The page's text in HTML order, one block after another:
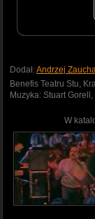
Dodał:Andrzej Zaucha
Benefis Teatru Stu,
Muzyka: Stuart
W